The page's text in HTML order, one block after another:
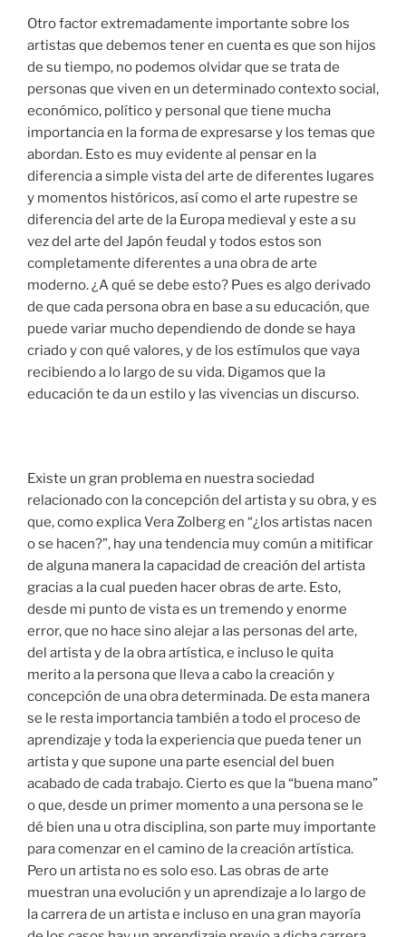
Otro factor extremadamente importante sobre los
artistas que debemos tener en cuenta es que son hijos
de su tiempo, no podemos olvidar que se trata de
personas que viven en un determinado contexto social,
económico, político y personal que tiene mucha
importancia en la forma de expresarse y los temas que
abordan. Esto es muy evidente al pensar en la
diferencia a simple vista del arte de diferentes lugares
y momentos históricos, así como el arte rupestre se
diferencia del arte de la Europa medieval y este a su
vez del arte del Japón feudal y todos estos son
completamente diferentes a una obra de arte
moderno. ¿A qué se debe esto? Pues es algo derivado
de que cada persona obra en base a su educación, que
puede variar mucho dependiendo de donde se haya
criado y con qué valores, y de los estímulos que vaya
recibiendo a lo largo de su vida. Digamos que la
educación te da un estilo y las vivencias un discurso.
Existe un gran problema en nuestra sociedad
relacionado con la concepción del artista y su obra, y es
que, como explica Vera Zolberg en “¿los artistas nacen
o se hacen?”, hay una tendencia muy común a mitificar
de alguna manera la capacidad de creación del artista
gracias a la cual pueden hacer obras de arte. Esto,
desde mi punto de vista es un tremendo y enorme
error, que no hace sino alejar a las personas del arte,
del artista y de la obra artística, e incluso le quita
merito a la persona que lleva a cabo la creación y
concepción de una obra determinada. De esta manera
se le resta importancia también a todo el proceso de
aprendizaje y toda la experiencia que pueda tener un
artista y que supone una parte esencial del buen
acabado de cada trabajo. Cierto es que la “buena mano”
o que, desde un primer momento a una persona se le
dé bien una u otra disciplina, son parte muy importante
para comenzar en el camino de la creación artística.
Pero un artista no es solo eso. Las obras de arte
muestran una evolución y un aprendizaje a lo largo de
la carrera de un artista e incluso en una gran mayoría